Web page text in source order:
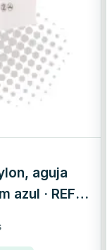
aguja
azul · REF